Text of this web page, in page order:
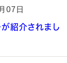
07日
紹介されまし